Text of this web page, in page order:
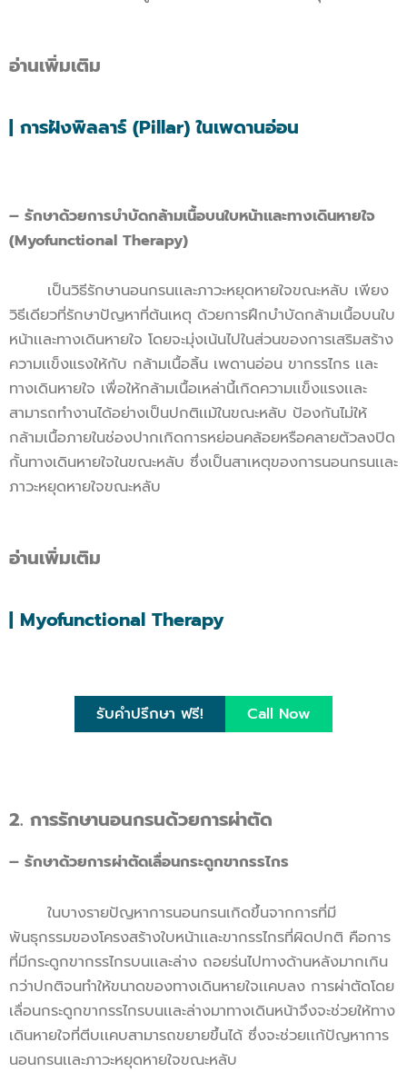
อ่านเพิ่มเติม
| การฝังพิลลาร์ (Pillar) ในเพดานอ่อน
– รักษาด้วยการบำบัดกล้ามเนื้อบนใบหน้าเเละทางเดินหายใจ
(Myofunctional Therapy)
เป็นวิธีรักษานอนกรนเเละภาวะหยุดหายใจขณะหลับ เพียง
วิธีเดียวที่รักษาปัญหาที่ต้นเหตุ ด้วยการฝึกบำบัดกล้ามเนื้อบนใบ
หน้าเเละทางเดินหายใจ โดยจะมุ่งเน้นไปในส่วนของการเสริมสร้าง
ความเเข็งแรงให้กับ กล้ามเนื้อลิ้น เพดานอ่อน ขากรรไกร เเละ
ทางเดินหายใจ เพื่อให้กล้ามเนื้อเหล่านี้เกิดความเเข็งแรงเเละ
สามารถทำงานได้อย่างเป็นปกติเเม้ในขณะหลับ ป้องกันไม่ให้
กล้ามเนื้อภายในช่องปากเกิดการหย่อนคล้อยหรือคลายตัวลงปิด
กั้นทางเดินหายใจในขณะหลับ ซึ่งเป็นสาเหตุของการนอนกรนเเละ
ภาวะหยุดหายใจขณะหลับ
อ่านเพิ่มเติม
| Myofunctional Therapy
รับคำปรึกษา ฟรี! Call Now
2. การรักษานอนกรนด้วยการผ่าตัด
– รักษาด้วยการผ่าตัดเลื่อนกระดูกขากรรไกร
ในบางรายปัญหาการนอนกรนเกิดขึ้นจากการที่มี
พันธุกรรมของโครงสร้างใบหน้าเเละขากรรไกรที่ผิดปกติ คือการ
ที่มีกระดูกขากรรไกรบนเเละล่าง ถอยร่นไปทางด้านหลังมากเกิน
กว่าปกติจนทำให้ขนาดของทางเดินหายใจเเคบลง การผ่าตัดโดย
เลื่อนกระดูกขากรรไกรบนเเละล่างมาทางเดินหน้าจึงจะช่วยให้ทาง
เดินหายใจที่ตีบเเคบสามารถขยายขึ้นได้ ซึ่งจะช่วยเเก้ปัญหาการ
นอนกรนเเละภาวะหยุดหายใจขณะหลับ